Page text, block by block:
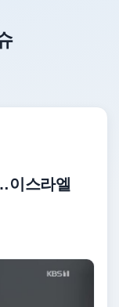
이스라엘